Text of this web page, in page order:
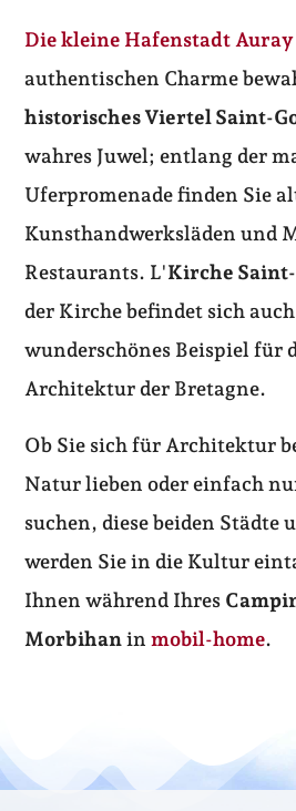
Die kleine Hafenstadt Auray
authentischen Charme
historisches Viertel Saint-
wahres Juwel; entlang der
Uferpromenade finden Sie
Kunsthandwerksläden und
Restaurants. L'Kirche
der Kirche befindet sich
wunderschönes Beispiel für
Architektur der Bretagne.
Ob Sie sich für Architektur
Natur lieben oder einfach
suchen, diese beiden Städte
werden Sie in die Kultur
Ihnen während Ihres
Morbihaninmobil-home.